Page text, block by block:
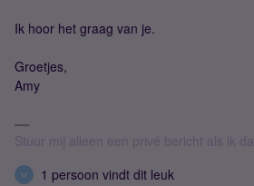
Ik hoor het graag van je.
Groetjes,
Amy
Stuur mij alleen een privé bericht als ik
M 1 persoon vindt dit leuk